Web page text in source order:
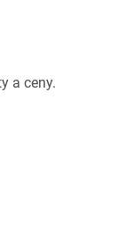
a ceny.